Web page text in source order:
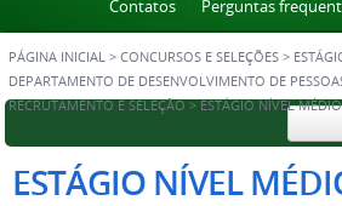
Contatos Perguntas
PÁGINA INICIAL > CONCURSOS E SELEÇÕES >
DEPARTAMENTO DE DESENVOLVIMENTO DE
RECRUTAMENTO E SELEÇÃO > ESTÁGIO NÍVEL MÉDIO
ESTÁGIO NÍVEL